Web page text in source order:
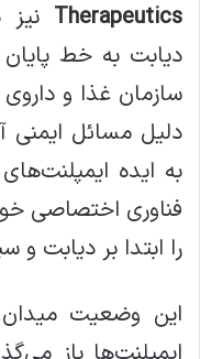
Therapeutics
دیابت به خط
دلیل مسائل ایمنی
فناوری اختصاصی
را ابتدا بر دیابت
این وضعیت میدان